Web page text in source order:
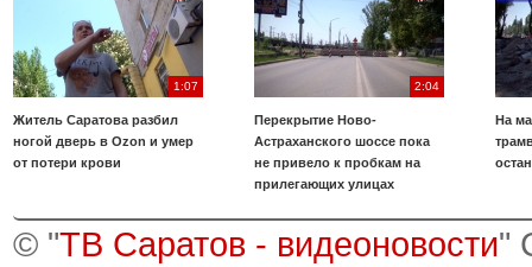
1:07
Житель Саратова разбил
ногой дверь в Ozon и умер
от потери крови
2:04
Перекрытие Ново-
Астраханского шоссе пока
не привело к пробкам на
прилегающих улицах
На
© "ТВ Саратов - видеоновости"